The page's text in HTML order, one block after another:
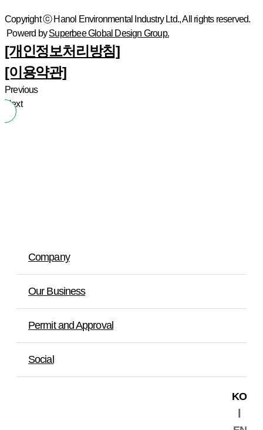
Copyright ⓒ Hanol Environmental Industry Ltd., All rights reserved.
Powerd bySuperbee Global Design Group.
[개인정보처리방침]
[이용약관]
Previous
Next
Company
Our Business
Permit and Approval
Social
KO